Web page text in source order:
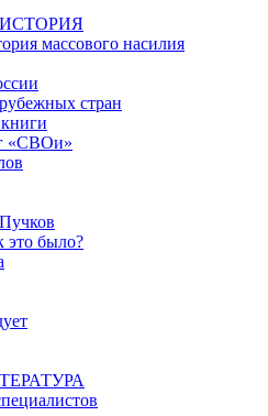
массового насилия
стран
«СВОи»
было?